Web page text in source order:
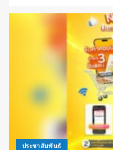
ประชาสัมพันธ์